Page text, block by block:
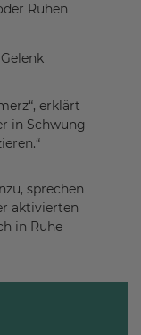
Ruhen
erklärt
in Schwung
sprechen
aktivierten
in Ruhe